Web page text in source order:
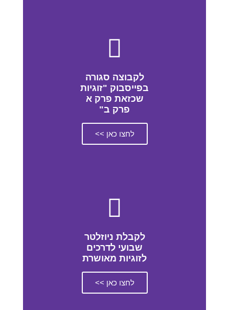
לקבוצה סגורה
בפייסבוק "זוגיות
שכזאת פרק א
פרק ב"
לחצו כאן >>
לקבלת ניוזלטר
שבועי לדרכים
לזוגיות מאושרת
לחצו כאן >>